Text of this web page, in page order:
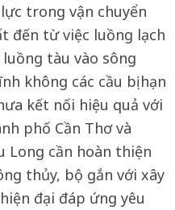
trong vận chuyển
đến từ việc luồng lạch
tàu vào sông
không các cầu bị hạn
kết nối hiệu quả với
phố Cần Thơ và
Long cần hoàn thiện
thủy, bộ gắn với xây
đại đáp ứng yêu